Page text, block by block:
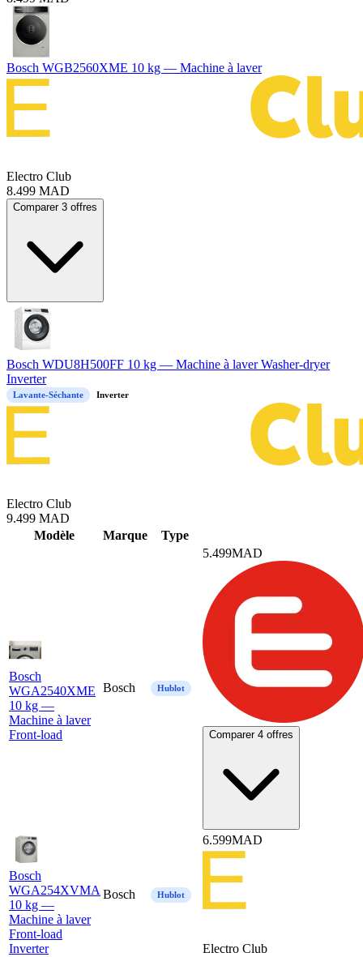
Bosch WGB2560XME 10 kg — Machine à laver
Electro Club
8.499 MAD
Comparer 3 offres
Bosch WDU8H500FF 10 kg — Machine à laver Washer-dryer
Inverter
Lavante-Séchante Inverter
Electro Club
9.499 MAD
Modèle Marque Type
Bosch
WGA2540XME
10 kg —
Machine à laver
Front-load
Bosch Hublot
5.499MAD
Comparer 4 offres
Bosch
WGA254XVMA
10 kg —
Machine à laver
Front-load
Inverter
Bosch Hublot
6.599MAD
Electro Club